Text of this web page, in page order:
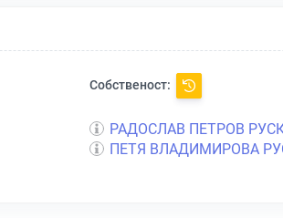
Собственост:
РАДОСЛАВ ПЕТРОВ
ПЕТЯ ВЛАДИМИРОВА